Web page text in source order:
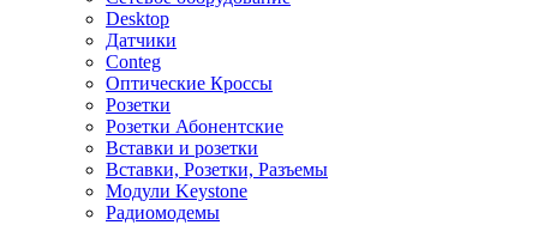
Desktop
Датчики
Conteg
Оптические Кроссы
Розетки
Розетки Абонентские
Вставки и розетки
Вставки, Розетки, Разъемы
Модули Keystone
Радиомодемы